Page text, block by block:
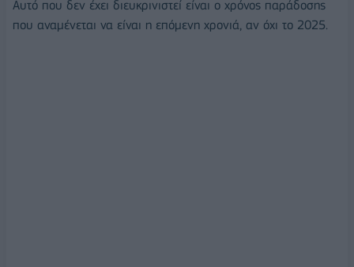
Αυτό που δεν έχει διευκρινιστεί είναι ο χρόνος παράδοσης
που αναμένεται να είναι η επόμενη χρονιά, αν όχι το 2025.